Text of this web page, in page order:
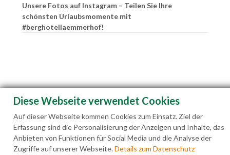
Unsere Fotos auf Instagram – Teilen Sie Ihre
schönsten Urlaubsmomente mit
#berghotellaemmerhof!
Diese Webseite verwendet Cookies
Auf dieser Webseite kommen Cookies zum Einsatz. Ziel der
Erfassung sind die Personalisierung der Anzeigen und Inhalte, das
Anbieten von Funktionen für Social Media und die Analyse der
Zugriffe auf unserer Webseite.Details zum Datenschutz